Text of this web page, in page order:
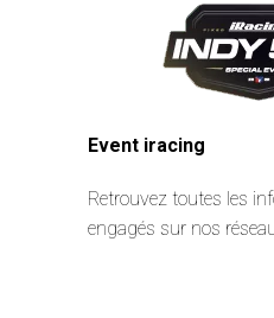
Event iracing
Retrouvez toutes les
engagés sur nos